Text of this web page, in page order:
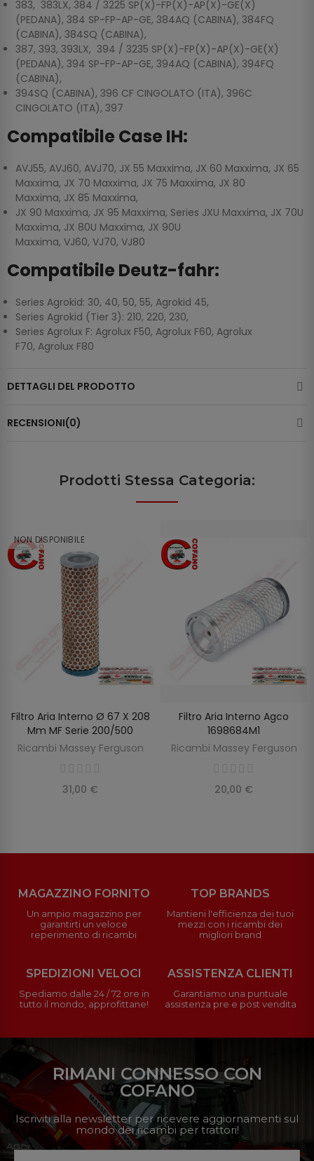
383, 383LX, 384 / 3225 SP(X)-FP(X)-AP(X)-GE(X)
(PEDANA), 384 SP-FP-AP-GE, 384AQ (CABINA), 384FQ
(CABINA), 384SQ (CABINA),
387, 393, 393LX, 394 / 3235 SP(X)-FP(X)-AP(X)-GE(X)
(PEDANA), 394 SP-FP-AP-GE, 394AQ (CABINA), 394FQ
(CABINA),
394SQ (CABINA), 396 CF CINGOLATO (ITA), 396C
CINGOLATO (ITA), 397
Compatibile Case IH:
AVJ55, AVJ60, AVJ70, JX 55 Maxxima, JX 60 Maxxima, JX 65
Maxxima, JX 70 Maxxima, JX 75 Maxxima, JX 80
Maxxima, JX 85 Maxxima,
JX 90 Maxxima, JX 95 Maxxima, Series JXU Maxxima, JX 70U
Maxxima, JX 80U Maxxima, JX 90U
Maxxima, VJ60, VJ70, VJ80
Compatibile Deutz-fahr:
Series Agrokid: 30, 40, 50, 55, Agrokid 45,
Series Agrokid (Tier 3): 210, 220, 230,
Series Agrolux F: Agrolux F50, Agrolux F60, Agrolux
F70, Agrolux F80
DETTAGLI DEL PRODOTTO
RECENSIONI(0)
Prodotti Stessa Categoria:
NON DISPONIBILE
SCOPRIRE
Filtro Aria Interno Ø 67 X 208
Mm MF Serie 200/500
Ricambi Massey Ferguson
31,00 €
AGGIUNGI AL CARRELLO
Filtro Aria Interno Agco
1698684M1
Ricambi Massey Ferguson
20,00 €
MAGAZZINO FORNITO
Un ampio magazzino per
garantirti un veloce
reperimento di ricambi
TOP BRANDS
Mantieni l'efficienza dei tuoi
mezzi con i ricambi dei
migliori brand
SPEDIZIONI VELOCI
Spediamo dalle 24 / 72 ore in
tutto il mondo, approfittane!
ASSISTENZA CLIENTI
Garantiamo una puntuale
assistenza pre e post vendita
RIMANI CONNESSO CON
COFANO
Iscriviti alla newsletter per ricevere aggiornamenti sul
mondo dei ricambi per trattori!